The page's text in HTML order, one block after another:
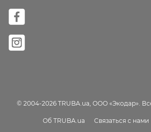
© 2004-2026 TRUBA.ua, ООО «Экодар».
Об TRUBA.ua Связаться с нами